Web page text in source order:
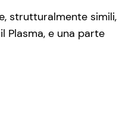
strutturalmente simili,
Plasma, e una parte